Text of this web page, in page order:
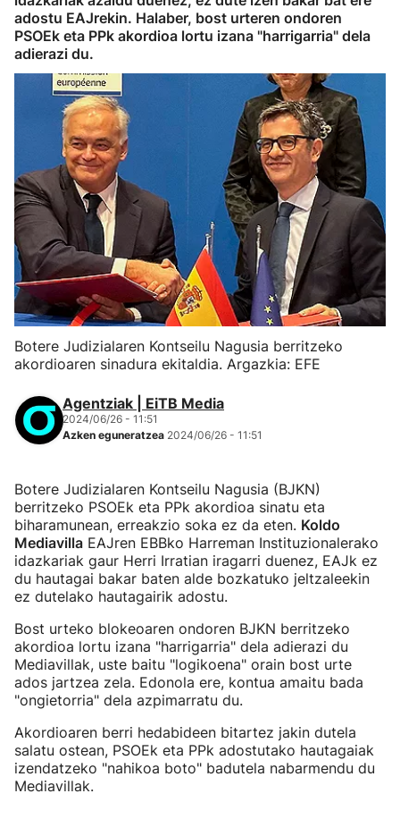
adostu EAJrekin. Halaber, bost urteren ondoren
PSOEk eta PPk akordioa lortu izana "harrigarria" dela
adierazi du.
Botere Judizialaren Kontseilu Nagusia berritzeko
akordioaren sinadura ekitaldia. Argazkia: EFE
Agentziak | EiTB Media
2024/06/26 - 11:51
Azken eguneratzea 2024/06/26 - 11:51
Botere Judizialaren Kontseilu Nagusia (BJKN)
berritzeko PSOEk eta PPk akordioa sinatu eta
biharamunean, erreakzio soka ez da eten. Koldo
Mediavilla EAJren EBBko Harreman Instituzionalerako
idazkariak gaur Herri Irratian iragarri duenez, EAJk ez
du hautagai bakar baten alde bozkatuko jeltzaleekin
ez dutelako hautagairik adostu.
Bost urteko blokeoaren ondoren BJKN berritzeko
akordioa lortu izana "harrigarria" dela adierazi du
Mediavillak, uste baitu "logikoena" orain bost urte
ados jartzea zela. Edonola ere, kontua amaitu bada
"ongietorria" dela azpimarratu du.
Akordioaren berri hedabideen bitartez jakin dutela
salatu ostean, PSOEk eta PPk adostutako hautagaiak
izendatzeko "nahikoa boto" badutela nabarmendu du
Mediavillak.